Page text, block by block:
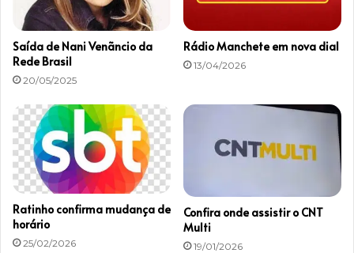
r
t
e
Saída de Nani Venãncio da
Rede Brasil
20/05/2025
Rádio Manchete em nova dial
13/04/2026
Ratinho confirma mudança de
horário
25/02/2026
Confira onde assistir o CNT
Multi
19/01/2026